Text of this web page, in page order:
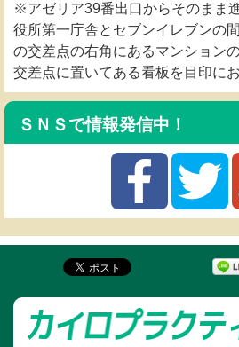
※アゼリア39番出口からそのまま
役所第一庁舎とセブンイレブンの
の交差点の右角にあるマンションの
交差点に置いてある看板を目印に
ＳＮＳで情報発信中！